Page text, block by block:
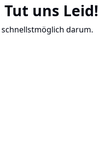
uns Leid!
darum.